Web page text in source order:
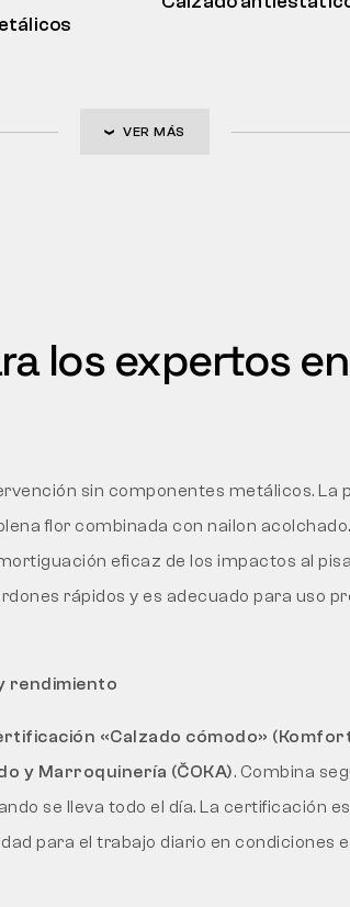
VER MÁS
los expertos
sin componentes metálicos. La
flor combinada con nailon
eficaz de los impactos al
rápidos y es adecuado para uso
rendimiento
«Calzado cómodo»
y Marroquinería (ČOKA). Combina
se lleva todo el día. La certificación
para el trabajo diario en condiciones